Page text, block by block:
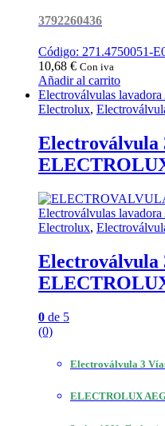
3792260436
Código: 271.4750051-
10,68 € Con iva
Añadir al carrito
Electroválvulas
Electrolux,
Electroválvula
Electroválvulas
Electrolux,
Electroválvula
0 de 5
(0)
Electroválvula 3
ELECTROLUX